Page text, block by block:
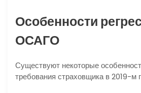
Особенности
ОСАГО
Существуют некоторые
требования страховщика в 2019-м